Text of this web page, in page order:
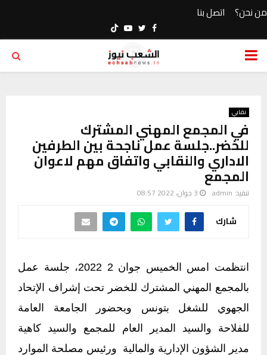
من نحن؟ اتصل بنا
Facebook
Twitter
Youtube
PRIMARY
نقابي
في المجمع المهني المشترك
للخضر..جلسة عمل ناجحة بين الطرفين
الاداري والنقابي واتفاق مهم لاعوان
المجمع
تنفيذ: admin 3 جوان، 2022 08:57
شارك
انتظمت امس الخميس 2 جوان 2022، جلسة عمل
بالمجمع المهني المشترك للخضر تحت إشراف الإتحاد
الجهوي للشغل بتونس وبحضور الجامعة العامة
للفلاحة والسيد المدير العام للمجمع والسيد كاهية
مدير الشؤون الإدارية والمالية ورئيس مصلحة الموارد